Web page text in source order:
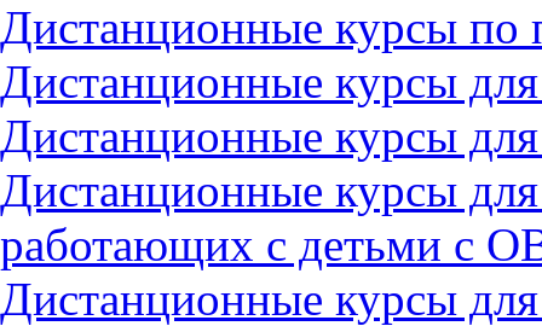
Дистанционные курсы по
Дистанционные курсы
Дистанционные курсы
Дистанционные курсы
работающих с детьми с
Дистанционные курсы